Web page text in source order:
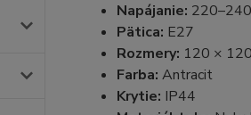
Napájanie:
Pätica: E27
Rozmery: 120 ×
Farba: Antracit
Krytie: IP44